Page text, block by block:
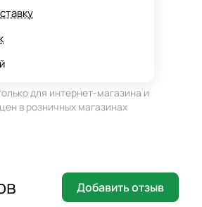
для интернет-магазина и
в розничных магазинах
Добавить отзыв